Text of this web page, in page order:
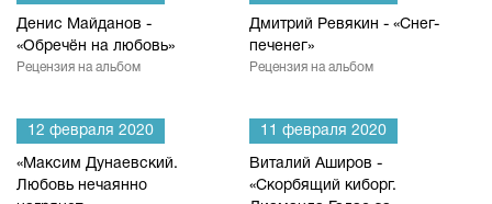
Денис Майданов -
«Обречён на любовь»
Рецензия на альбом
Дмитрий Ревякин - «Снег-
печенег»
Рецензия на альбом
12 февраля 2020
«Максим Дунаевский.
Любовь нечаянно
11 февраля 2020
Виталий Аширов -
«Скорбящий киборг.